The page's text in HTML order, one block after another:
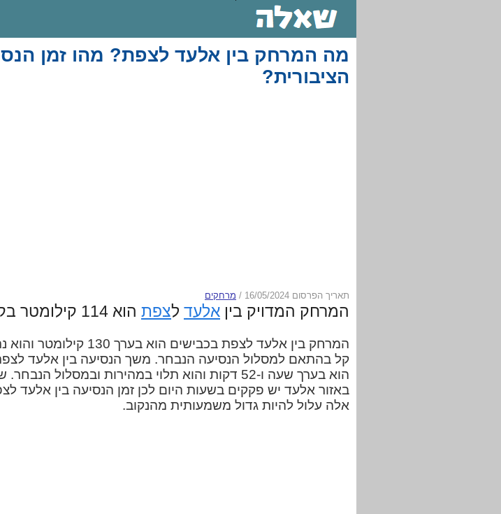
מה המרחק בין אלעד לצפת? מהו זמן
הציבורית?
תאריך הפרסום 16/05/2024 / מרחקים
המרחק המדויק בין אלעד לצפת הוא 114 קילומטר בקו ישר.
המרחק בין אלעד לצפת בכבישים הוא בערך
קל בהתאם למסלול הנסיעה הנבחר. משך הנסיעה בין אלעד
הוא בערך שעה ו-52 דקות והוא תלוי במהירות ובמסלול
באזור אלעד יש פקקים בשעות היום לכן זמן הנסיעה בין אלעד
אלה עלול להיות גדול משמעותית מהנקוב.